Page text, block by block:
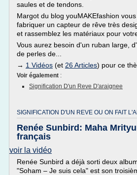
saules et de tendons.
Margot du blog youMAKEfashion
fabriquer un capteur de rêve très
et rassemblez les matériaux pour
Vous aurez besoin d'un ruban large,
de perles de...
→ 1 Vidéos (et 26 Articles) pour ce
Voir également :
Signification D'un Reve D'araignee
SIGNIFICATION D'UN REVE OU ON FAIT
Renée Sunbird: Maha
français
voir la vidéo
Renée Sunbird a déjà sorti deux
"Soham – Je suis cela" est son